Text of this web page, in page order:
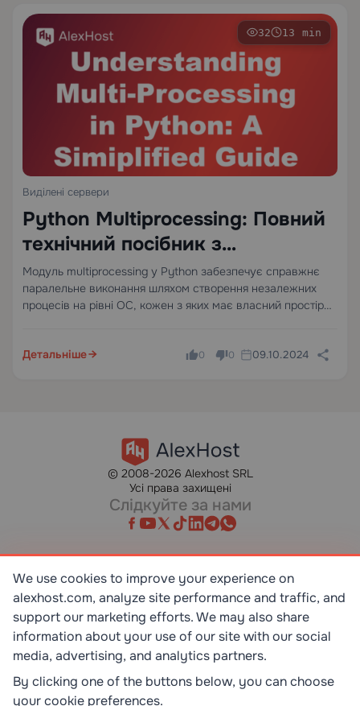
32 13 min
Виділені сервери
Python Multiprocessing: Повний
технічний посібник з
паралельного виконання
Модуль multiprocessing у Python забезпечує справжнє
паралельне виконання шляхом створення незалежних
процесів на рівні ОС, кожен з яких має власний простір
спільно використовують єдиний…
Детальніше 0 0 09.10.2024
© 2008-2026 Alexhost SRL
Усі права захищені
Слідкуйте за нами
SR EN ISO/IEC 27001:2023
STANDART
ISO 9001:2015
We use cookies to improve your experience on
alexhost.com, analyze site performance and traffic, and
support our marketing efforts. We may also share
information about your use of our site with our social
media, advertising, and analytics partners.
By clicking one of the buttons below, you can choose
your cookie preferences.